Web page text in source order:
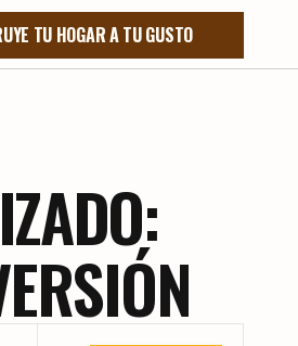
TU HOGAR A TU GUSTO